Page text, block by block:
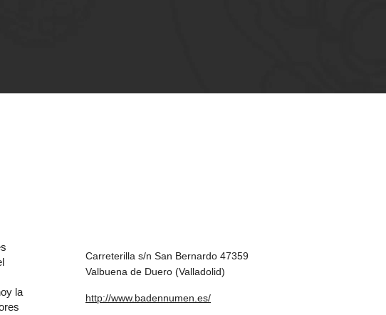
la
Carreterilla s/n San Bernardo 47359
Valbuena de Duero (Valladolid)
http://www.badennumen.es/